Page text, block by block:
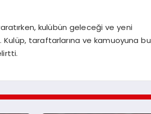
kulübün geleceği ve yeni
taraftarlarına ve kamuoyuna bu